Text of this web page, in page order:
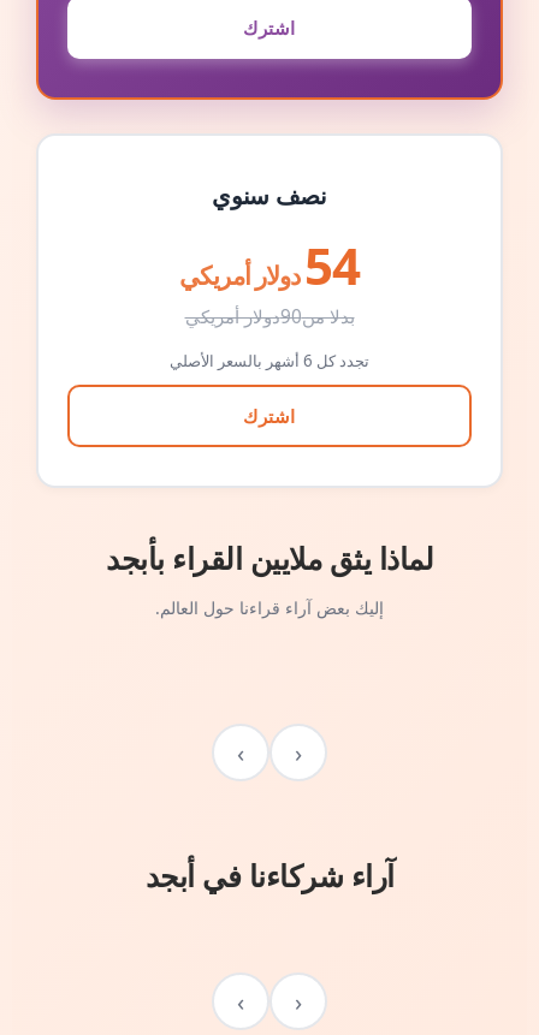
اشترك
نصف سنوي
54 دولار أمريكي
بدلا من90دولار أمريكي
تجدد كل 6 أشهر بالسعر الأصلي
اشترك
لماذا يثق ملايين القراء بأبجد
إليك بعض آراء قراءنا حول العالم.
‹
›
آراء شركاءنا في أبجد
‹
›